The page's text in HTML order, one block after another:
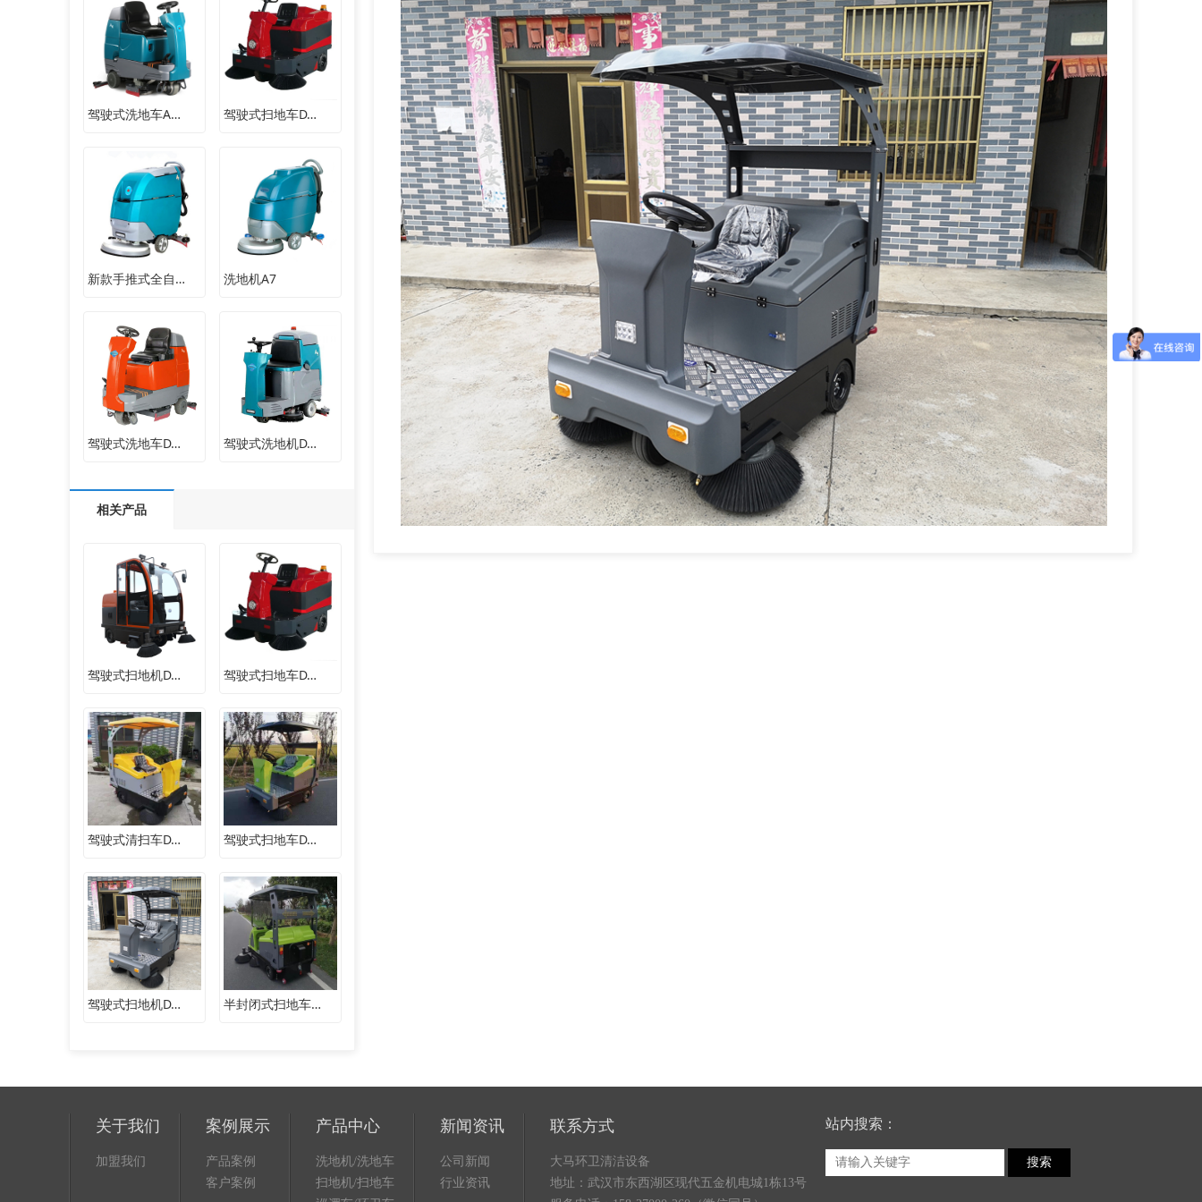
驾驶式洗地车A… 驾驶式扫地车D…
新款手推式全自… 洗地机A7
驾驶式洗地车D… 驾驶式洗地机D…
相关产品
驾驶式扫地机D… 驾驶式扫地车D…
驾驶式清扫车D… 驾驶式扫地车D…
驾驶式扫地机D… 半封闭式扫地车…
关于我们
加盟我们
案例展示
产品案例
客户案例
产品中心
洗地机/洗地车
扫地机/扫地车
新闻资讯
公司新闻
行业资讯
联系方式
大马环卫清洁设备
地址：武汉市东西湖区现代五金机电城1栋13号
站内搜索：
搜索